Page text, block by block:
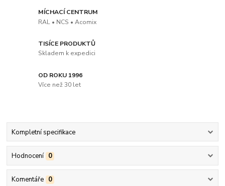
MÍCHACÍ CENTRUM
RAL • NCS • Acomix
TISÍCE PRODUKTŮ
Skladem k expedici
OD ROKU 1996
Více než 30 let
Kompletní specifikace
Hodnocení 0
Komentáře 0